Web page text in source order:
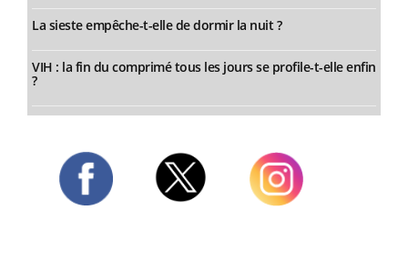
La sieste empêche-t-elle de dormir la nuit ?
VIH : la fin du comprimé tous les jours se profile-t-elle enfin
?